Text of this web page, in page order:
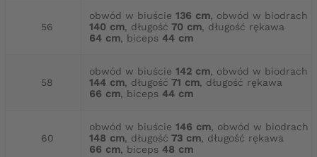
56
obwód w biuście 136 cm, obwód w biodrach
140 cm, długość 70 cm, długość rękawa
64 cm, biceps 44 cm
58
obwód w biuście 142 cm, obwód w biodrach
144 cm, długość 71 cm, długość rękawa
66 cm, biceps 44 cm
60
obwód w biuście 146 cm, obwód w biodrach
148 cm, długość 73 cm, długość rękawa
66 cm, biceps 48 cm